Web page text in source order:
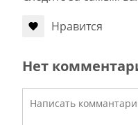
Нравится
Нет